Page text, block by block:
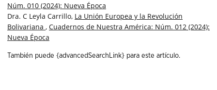
Núm. 010 (2024): Nueva Época
Dra. C Leyla Carrillo, La Unión Europea y la Revolución
Bolivariana , Cuadernos de Nuestra América: Núm. 012 (2024):
Nueva Época
También puede {advancedSearchLink} para este artículo.